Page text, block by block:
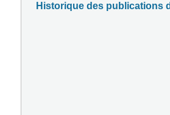
Historique des publications